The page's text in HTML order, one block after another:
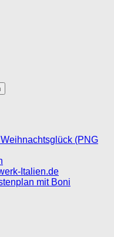
(PNG
Italien.de
mit Boni